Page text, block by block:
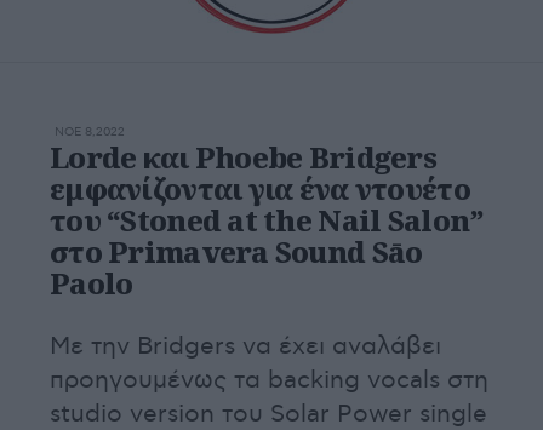
ΝΟΕ 8,2022
Lorde και Phoebe Bridgers
εμφανίζονται για ένα ντουέτο
του “Stoned at the Nail Salon”
στο Primavera Sound Sāo
Paolo
Με την Bridgers να έχει αναλάβει
προηγουμένως τα backing vocals στη
studio version του Solar Power single